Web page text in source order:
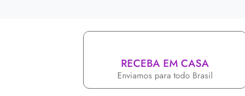
RECEBA EM CASA
Enviamos para todo Brasil